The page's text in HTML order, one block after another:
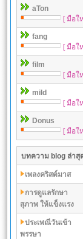
aTon
[ มือใ
fang
[ มือใ
film
[ มือใ
mild
[ มือใ
Donus
[ มือใ
บทความ blog ล่าสุ
เพลงคริสต์มาส
การดูแลรักษา
สุภาพ ให้แข็งแรง
ประเพณีวันเข้า
พรรษา